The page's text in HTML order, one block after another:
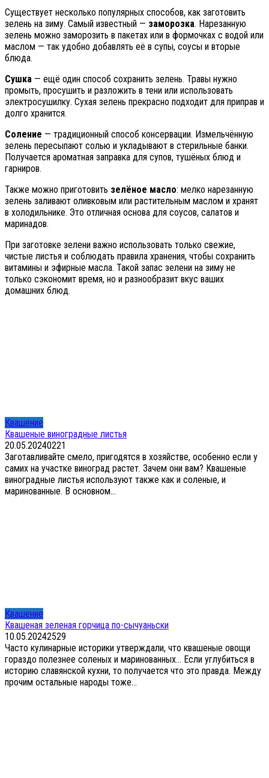
Существует несколько популярных способов, как заготовить
зелень на зиму. Самый известный — заморозка. Нарезанную
зелень можно заморозить в пакетах или в формочках с водой или
маслом — так удобно добавлять её в супы, соусы и вторые
блюда.
Сушка — ещё один способ сохранить зелень. Травы нужно
промыть, просушить и разложить в тени или использовать
электросушилку. Сухая зелень прекрасно подходит для приправ и
долго хранится.
Соление — традиционный способ консервации. Измельчённую
зелень пересыпают солью и укладывают в стерильные банки.
Получается ароматная заправка для супов, тушёных блюд и
гарниров.
Также можно приготовить зелёное масло: мелко нарезанную
зелень заливают оливковым или растительным маслом и хранят
в холодильнике. Это отличная основа для соусов, салатов и
маринадов.
При заготовке зелени важно использовать только свежие,
чистые листья и соблюдать правила хранения, чтобы сохранить
витамины и эфирные масла. Такой запас зелени на зиму не
только сэкономит время, но и разнообразит вкус ваших
домашних блюд.
Квашение
Квашеные виноградные листья
20.05.20240221
Заготавливайте смело, пригодятся в хозяйстве, особенно если у
самих на участке виноград растет. Зачем они вам? Квашеные
виноградные листья используют также как и соленые, и
маринованные. В основном...
Квашение
Квашеная зеленая горчица по-сычуаньски
10.05.20242529
Часто кулинарные историки утверждали, что квашеные овощи
гораздо полезнее соленых и маринованных… Если углубиться в
историю славянской кухни, то получается что это правда. Между
прочим остальные народы тоже...